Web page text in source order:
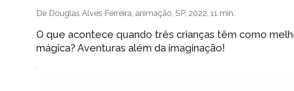
De Douglas Alves Ferreira, animação, SP, 2022, 11 min.
O que acontece quando três crianças têm como
mágica? Aventuras além da imaginação!